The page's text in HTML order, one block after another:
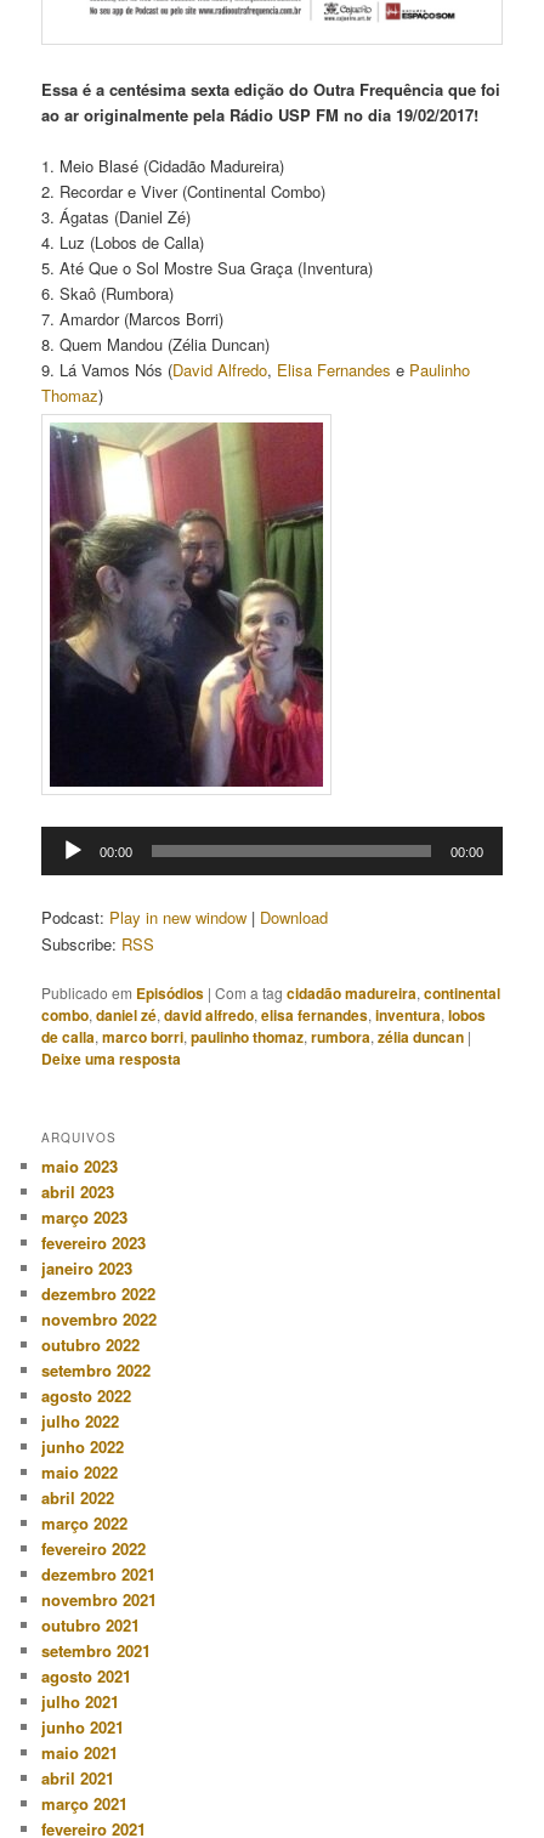
Essa é a centésima sexta edição do Outra Frequência que foi
ao ar originalmente pela Rádio USP FM no dia 19/02/2017!
1. Meio Blasé (Cidadão Madureira)
2. Recordar e Viver (Continental Combo)
3. Ágatas (Daniel Zé)
4. Luz (Lobos de Calla)
5. Até Que o Sol Mostre Sua Graça (Inventura)
6. Skaô (Rumbora)
7. Amardor (Marcos Borri)
8. Quem Mandou (Zélia Duncan)
9. Lá Vamos Nós (David Alfredo, Elisa Fernandes e Paulinho
Thomaz)
Tocador
00:00 00:00
Podcast: Play in new window | Download
Subscribe: RSS
Publicado em Episódios |Com a tagcidadão madureira,continental
combo,daniel zé,david alfredo,elisa fernandes,inventura,lobos
de calla,marco borri,paulinho thomaz,rumbora,zélia duncan |
Deixe uma resposta
ARQUIVOS
maio 2023
abril 2023
março 2023
fevereiro 2023
janeiro 2023
dezembro 2022
novembro 2022
outubro 2022
setembro 2022
agosto 2022
julho 2022
junho 2022
maio 2022
abril 2022
março 2022
fevereiro 2022
dezembro 2021
novembro 2021
outubro 2021
setembro 2021
agosto 2021
julho 2021
junho 2021
maio 2021
abril 2021
março 2021
fevereiro 2021